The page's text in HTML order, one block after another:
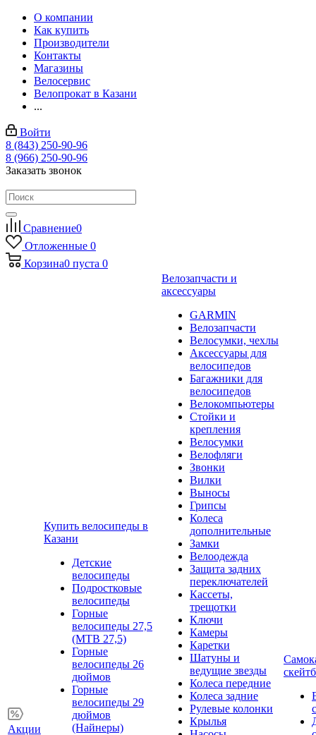
О компании
Как купить
Производители
Контакты
Магазины
Велосервис
Велопрокат в Казани
...
Войти
8 (843) 250-90-96
8 (966) 250-90-96
Заказать звонок
Сравнение0
Отложенные 0
Корзина0 пуста 0
Акции
Купить велосипеды в
Казани
Детские
велосипеды
Подростковые
велосипеды
Горные
велосипеды 27,5
(MTB 27,5)
Горные
велосипеды 26
дюймов
Горные
велосипеды 29
дюймов
(Найнеры)
Велозапчасти и
аксессуары
GARMIN
Велозапчасти
Велосумки, чехлы
Аксессуары для
велосипедов
Багажники для
велосипедов
Велокомпьютеры
Стойки и
крепления
Велосумки
Велофляги
Звонки
Вилки
Выносы
Грипсы
Колеса
дополнительные
Замки
Велоодежда
Защита задних
переключателей
Кассеты,
трещотки
Ключи
Камеры
Каретки
Шатуны и
ведущие звезды
Колеса передние
Колеса задние
Рулевые колонки
Крылья